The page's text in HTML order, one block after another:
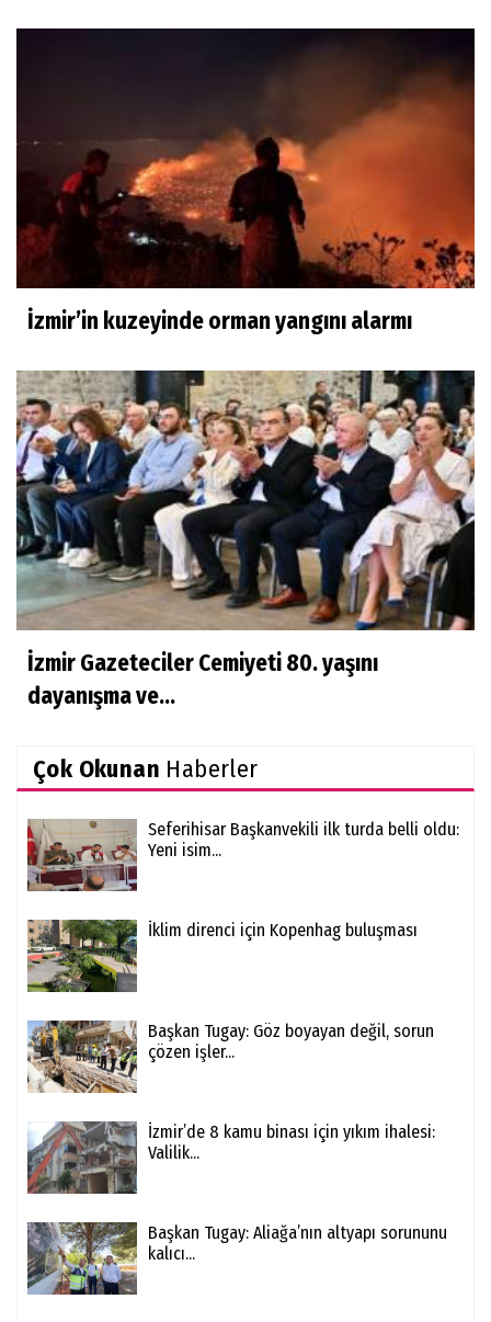
İzmir’in kuzeyinde orman yangını alarmı
İzmir Gazeteciler Cemiyeti 80. yaşını
dayanışma ve...
Çok Okunan Haberler
Seferihisar Başkanvekili ilk turda belli oldu:
Yeni isim...
İklim direnci için Kopenhag buluşması
Başkan Tugay: Göz boyayan değil, sorun
çözen işler...
İzmir’de 8 kamu binası için yıkım ihalesi:
Valilik...
Başkan Tugay: Aliağa’nın altyapı sorununu
kalıcı...